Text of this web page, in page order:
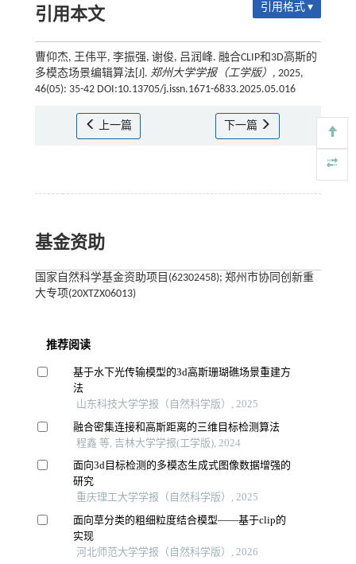
引用本文 引用格式 ▾
曹仰杰, 王伟平, 李振强, 谢俊, 吕润峰. 融合CLIP和3D高斯的
多模态场景编辑算法[J]. 郑州大学学报（工学版） , 2025,
46(05): 35-42 DOI:10.13705/j.issn.1671-6833.2025.05.016
上一篇 下一篇
基金资助
国家自然科学基金资助项目(62302458); 郑州市协同创新重
大专项(20XTZX06013)